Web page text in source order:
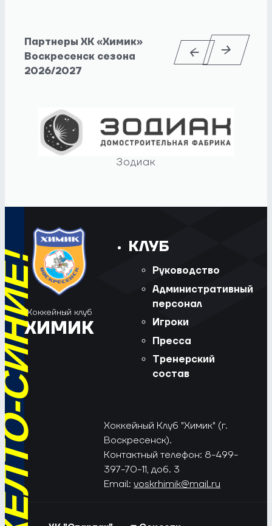
Партнеры ХК «Химик»
Воскресенск сезона
2026/2027
Зодиак
Хоккейный клуб
ХИМИК
КЛУБ
Руководство
Административный
персонал
Игроки
Пресса
Тренерский
состав
Хоккейный Клуб "Химик" (г.
Воскресенск).
Контактный телефон: 8-499-
397-70-11, доб. 3
Email: voskrhimik@mail.ru